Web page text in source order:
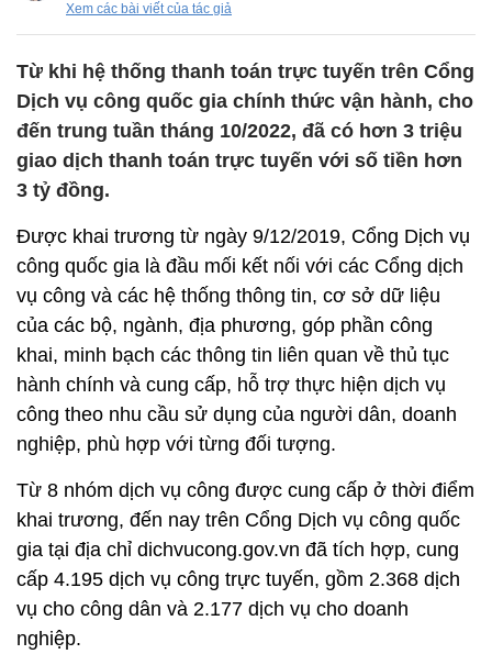
Xem các bài viết của tác giả
Từ khi hệ thống thanh toán trực tuyến trên Cổng
Dịch vụ công quốc gia chính thức vận hành, cho
đến trung tuần tháng 10/2022, đã có hơn 3 triệu
giao dịch thanh toán trực tuyến với số tiền hơn
3 tỷ đồng.
Được khai trương từ ngày 9/12/2019, Cổng Dịch vụ
công quốc gia là đầu mối kết nối với các Cổng dịch
vụ công và các hệ thống thông tin, cơ sở dữ liệu
của các bộ, ngành, địa phương, góp phần công
khai, minh bạch các thông tin liên quan về thủ tục
hành chính và cung cấp, hỗ trợ thực hiện dịch vụ
công theo nhu cầu sử dụng của người dân, doanh
nghiệp, phù hợp với từng đối tượng.
Từ 8 nhóm dịch vụ công được cung cấp ở thời điểm
khai trương, đến nay trên Cổng Dịch vụ công quốc
gia tại địa chỉ dichvucong.gov.vn đã tích hợp, cung
cấp 4.195 dịch vụ công trực tuyến, gồm 2.368 dịch
vụ cho công dân và 2.177 dịch vụ cho doanh
nghiệp.